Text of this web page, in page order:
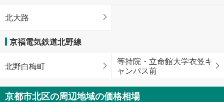
北大路
京福電気鉄道北野線
北野白梅町
等持院・立命館大学衣笠キ
ャンパス前
京都市北区の周辺地域の価格相場